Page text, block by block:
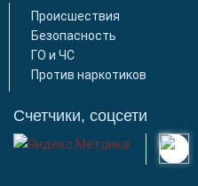
Происшествия
Безопасность
ГО и ЧС
Против наркотиков
Счетчики, соцсети